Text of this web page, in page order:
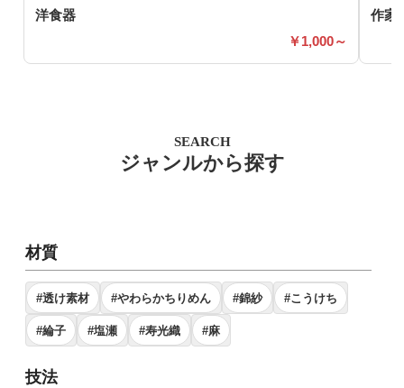
洋食器
1,000～
作家
SEARCH
ジャンルから探す
材質
#透け素材 #やわらかちりめん #錦紗 #こうけち
#綸子 #塩瀬 #寿光織 #麻
技法